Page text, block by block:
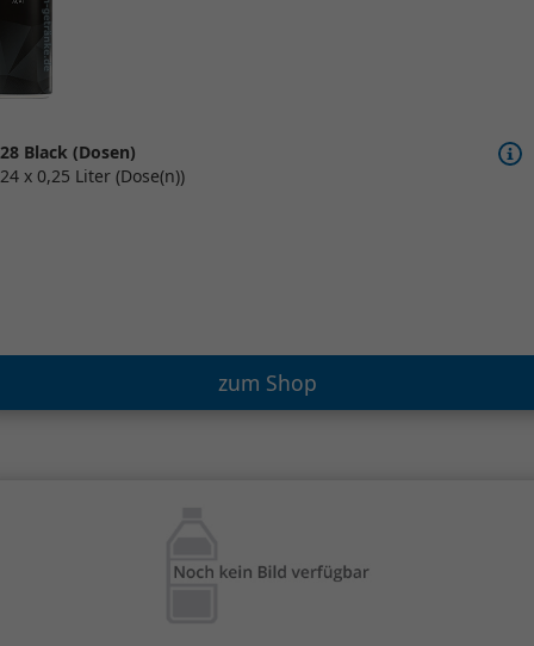
28 Black (Dosen)
24 x 0,25 Liter (Dose(n))
zum Shop